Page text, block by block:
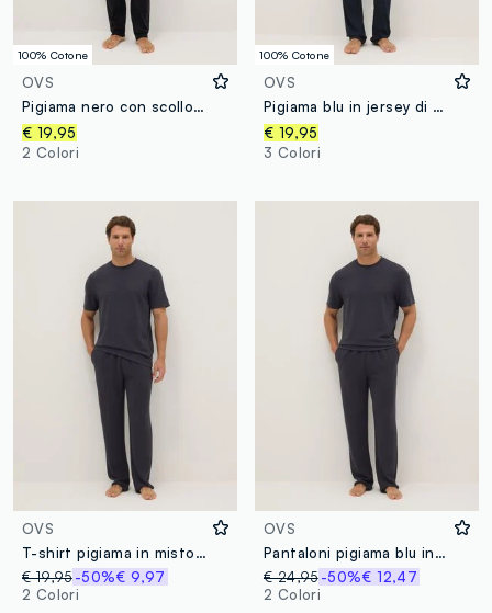
100% Cotone
OVS
Pigiama nero con scollo a V in jersey di puro cotone organico regular fit
€ 19,95
2 Colori
100% Cotone
OVS
Pigiama blu in jersey di puro cotone organico regular fit
€ 19,95
3 Colori
OVS
T-shirt pigiama in misto viscosa nera regular fit
€ 19,95-50%€ 9,97
2 Colori
OVS
Pantaloni pigiama blu in misto viscosa regular fit
€ 24,95 -50%€ 12,47
2 Colori